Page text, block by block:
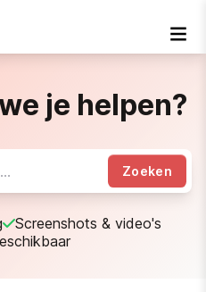
je helpen?
Zoeken
Screenshots & video's